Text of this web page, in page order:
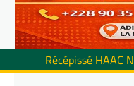
Récépissé